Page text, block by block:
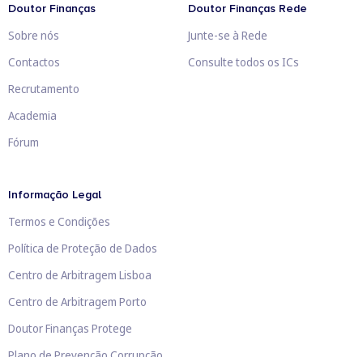
Doutor Finanças
Sobre nós
Contactos
Recrutamento
Academia
Fórum
Doutor Finanças Rede
Junte-se à Rede
Consulte todos os ICs
Informação Legal
Termos e Condições
Política de Proteção de Dados
Centro de Arbitragem Lisboa
Centro de Arbitragem Porto
Doutor Finanças Protege